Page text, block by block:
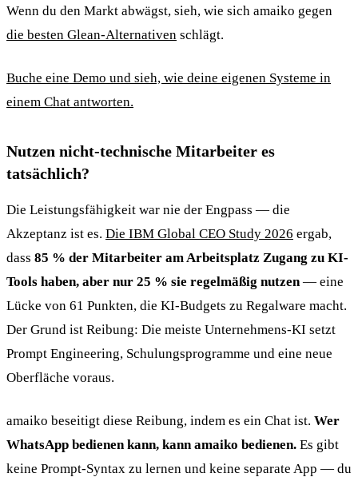
Wenn du den Markt abwägst, sieh, wie sich amaiko gegen
die besten Glean-Alternativen schlägt.
Buche eine Demo und sieh, wie deine eigenen Systeme in
einem Chat antworten.
Nutzen nicht-technische Mitarbeiter es
tatsächlich?
Die Leistungsfähigkeit war nie der Engpass — die
Akzeptanz ist es. Die IBM Global CEO Study 2026 ergab,
dass 85 % der Mitarbeiter am Arbeitsplatz Zugang zu KI-
Tools haben, aber nur 25 % sie regelmäßig nutzen— eine
Lücke von 61 Punkten, die KI-Budgets zu Regalware macht.
Der Grund ist Reibung: Die meiste Unternehmens-KI setzt
Prompt Engineering, Schulungsprogramme und eine neue
Oberfläche voraus.
amaiko beseitigt diese Reibung, indem es ein Chat ist. Wer
WhatsApp bedienen kann, kann amaiko bedienen. Es gibt
keine Prompt-Syntax zu lernen und keine separate App — du